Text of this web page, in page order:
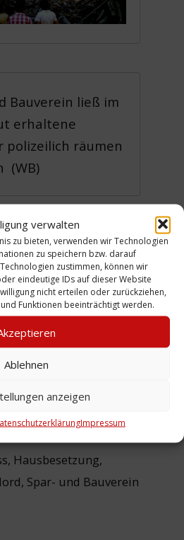
verwalten
zu bieten, verwenden wir Technologien
zu speichern bzw. darauf
zustimmen, können wir
eindeutige IDs auf dieser Website
nicht erteilen oder zurückziehen,
Funktionen beeinträchtigt werden.
Ablehnen
anzeigen
Impressum
Bauverein ließ im
erhaltene
polizeilich räumen
(WB)
von Hardenberg,
, Hausbesetzung,
, Spar- und Bauverein